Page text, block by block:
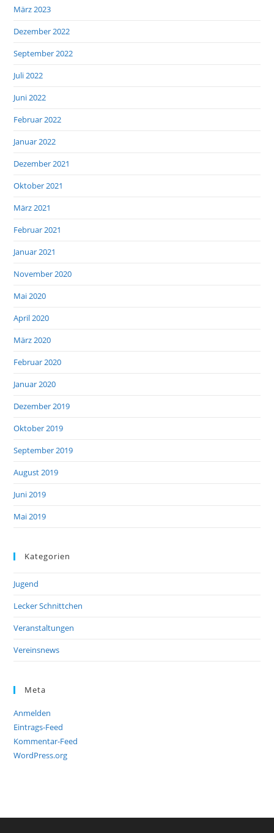
März 2023
Dezember 2022
September 2022
Juli 2022
Juni 2022
Februar 2022
Januar 2022
Dezember 2021
Oktober 2021
März 2021
Februar 2021
Januar 2021
November 2020
Mai 2020
April 2020
März 2020
Februar 2020
Januar 2020
Dezember 2019
Oktober 2019
September 2019
August 2019
Juni 2019
Mai 2019
Kategorien
Jugend
Lecker Schnittchen
Veranstaltungen
Vereinsnews
Meta
Anmelden
Eintrags-Feed
Kommentar-Feed
WordPress.org